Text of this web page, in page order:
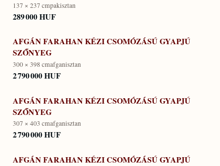
137 × 237 cmpakisztan
289 000 HUF
AFGÁN FARAHAN KÉZI CSOMÓZÁSÚ GYAPJÚ
SZŐNYEG
300 × 398 cmafganisztan
2 790 000 HUF
AFGÁN FARAHAN KÉZI CSOMÓZÁSÚ GYAPJÚ
SZŐNYEG
307 × 403 cmafganisztan
2 790 000 HUF
AFGÁN FARAHAN KÉZI CSOMÓZÁSÚ GYAPJÚ